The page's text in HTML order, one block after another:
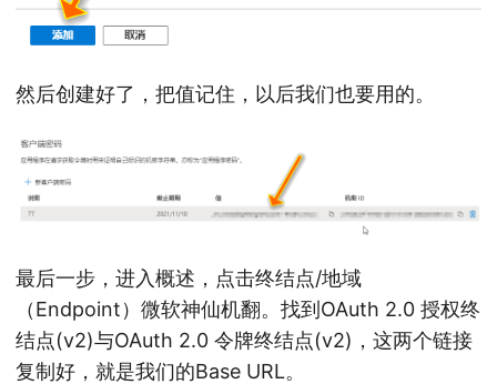
然后创建好了，把值记住，以后我们也要用的。
最后一步，进入概述，点击终结点/地域
（Endpoint）微软神仙机翻。找到OAuth 2.0 授权终
结点(v2)与OAuth 2.0 令牌终结点(v2)，这两个链接
复制好，就是我们的Base URL。